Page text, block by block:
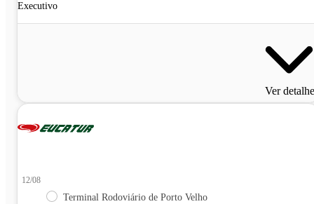
Executivo
Ver
12/08
Terminal Rodoviário de Porto Velho